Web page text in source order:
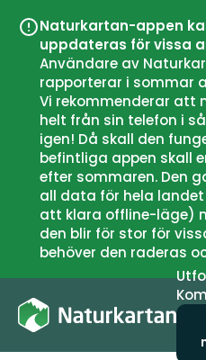
Naturkartan-appen
uppdateras för vissa
Användare av
rapporterar i sommar
Vi rekommenderar att
helt från sin telefon i
igen! Då skall den
befintliga appen skall
efter sommaren. Den
all data för hela
att klara offline-läge)
den blir för stor för
behöver den raderas